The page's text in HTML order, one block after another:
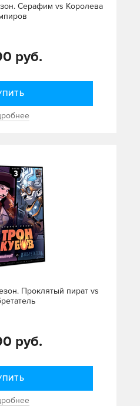
Серафим vs Королева
руб.
Проклятый пират vs
руб.